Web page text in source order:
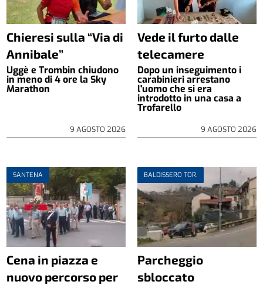
Chieresi sulla “Via di
Annibale”
Uggè e Trombin chiudono
in meno di 4 ore la Sky
Marathon
9 AGOSTO 2026
Vede il furto dalle
telecamere
Dopo un inseguimento i
carabinieri arrestano
l'uomo che si era
introdotto in una casa a
Trofarello
9 AGOSTO 2026
SANTENA
Cena in piazza e
nuovo percorso per
BALDISSERO TOR.
Parcheggio
sbloccato